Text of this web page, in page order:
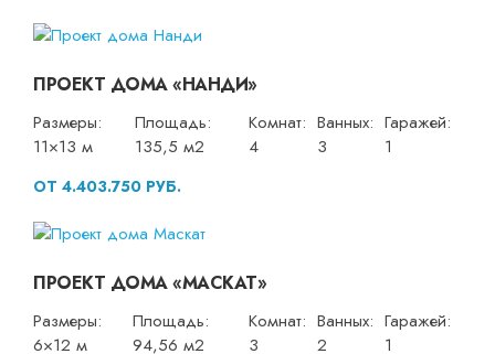
ПРОЕКТ ДОМА «НАНДИ»
Размеры:
11×13 м
Площадь:
135,5 м2
Комнат:
4
Ванных:
3
Гаражей:
1
ОТ 4.403.750 РУБ.
ПРОЕКТ ДОМА «МАСКАТ»
Размеры:
6×12 м
Площадь:
94,56 м2
Комнат:
3
Ванных:
2
Гаражей:
1